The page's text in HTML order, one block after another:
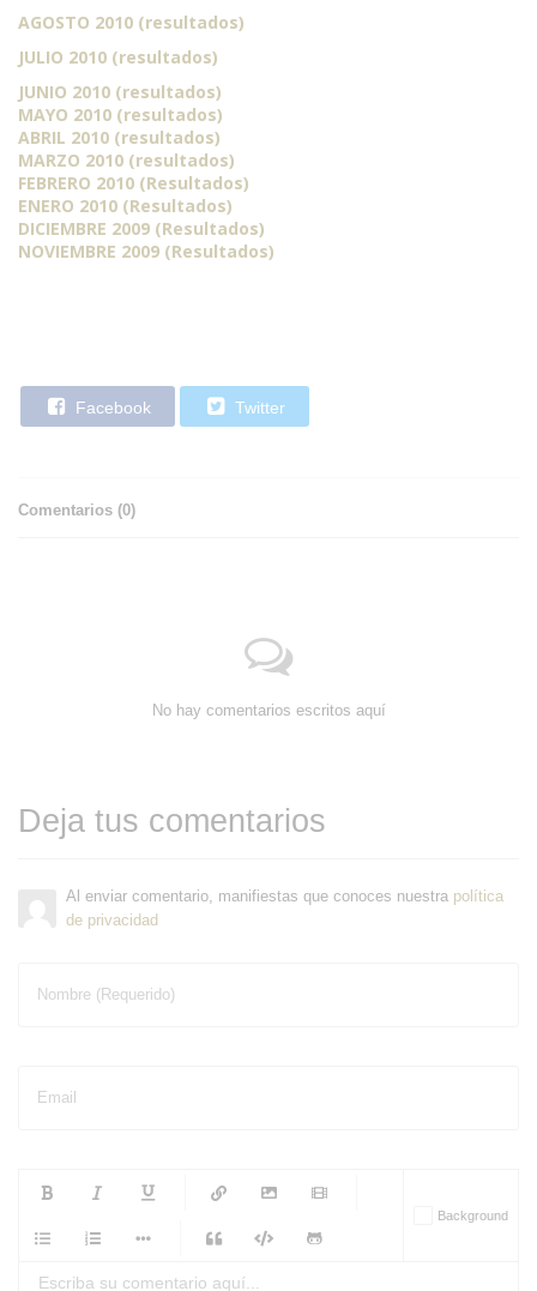
AGOSTO 2010 (resultados)
JULIO 2010 (resultados)
JUNIO 2010 (resultados)
MAYO 2010 (resultados)
ABRIL 2010 (resultados)
MARZO 2010 (resultados)
FEBRERO 2010 (Resultados)
ENERO 2010 (Resultados)
DICIEMBRE 2009 (Resultados)
NOVIEMBRE 2009 (Resultados)
Facebook Twitter
Comentarios (0)
No hay comentarios escritos aquí
Deja tus comentarios
Al enviar comentario, manifiestas que conoces nuestra política
de privacidad
Nombre (Requerido)
Email
-
-
Background